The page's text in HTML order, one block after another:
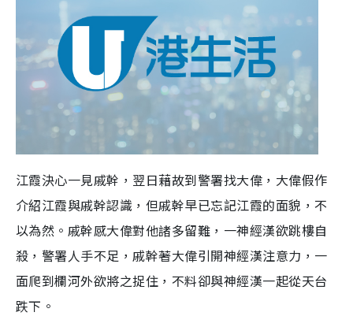
江霞決心一見戚幹，翌日藉故到警署找大偉，大偉假作
介紹江霞與戚幹認識，但戚幹早已忘記江霞的面貌，不
以為然。戚幹感大偉對他諸多留難，一神經漢欲跳樓自
殺，警署人手不足，戚幹著大偉引開神經漢注意力，一
面爬到欄河外欲將之捉住，不料卻與神經漢一起從天台
跌下。